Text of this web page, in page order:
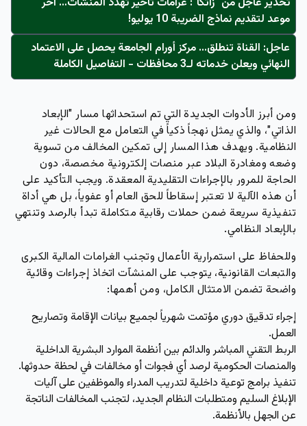
موعد لتقديم نماذج الضريبة 10 يوليو!
عاجل: القناة تنطلق... مركز أورام الجامعة يحصل على الاعتماد
النهائي ويعلن خدماته لـ3 محافظات - التفاصيل الكاملة
ومن أبرز الأدوات الجديدة التي تم استحداثها مسار "الإبعاد
الذاتي"، والذي يمثل نهجاً ذكياً في التعامل مع الحالات غير
النظامية. ويهدف هذا المسار إلى تمكين المخالف من تسوية
وضعه ومغادرة البلاد عبر منصات إلكترونية مخصصة، دون
الحاجة للمرور بالإجراءات التقليدية المعقدة. ويجب التأكيد على
أن هذه الآلية لا تعتبر إسقاطاً للحق العام أو عفوياً، بل هي أداة
تنفيذية سريعة ضمن حملات رقابية متكاملة تبدأ بالرصد وتنتهي
بالإبعاد النظامي.
وللحفاظ على استمرارية الأعمال وتجنب الغرامات المالية الكبرى
والتبعات القانونية، يتوجب على المنشآت اتخاذ إجراءات وقائية
واضحة تضمن الامتثال الكامل، ومن أهمها:
إجراء تدقيق دوري مؤتمت شهرياً لجميع بيانات الإقامة وتصاريح
العمل.
الربط التقني المباشر والدائم بين أنظمة الموارد البشرية الداخلية
والمنصات الحكومية لرصد أي فجوات أو مخالفات في لحظة حدوثها.
تنفيذ برامج توعية داخلية لتدريب المدراء والموظفين على آليات
الإبلاغ السليم ومتطلبات النظام الجديد، لتجنب المخالفات الناتجة
عن الجهل بالأنظمة.